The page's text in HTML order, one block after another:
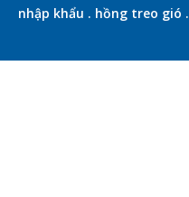
nhập khẩu . hồng treo gió .